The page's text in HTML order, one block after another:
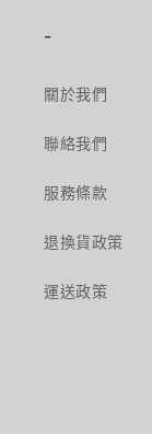
-
關於我們
聯絡我們
服務條款
退換貨政策
運送政策